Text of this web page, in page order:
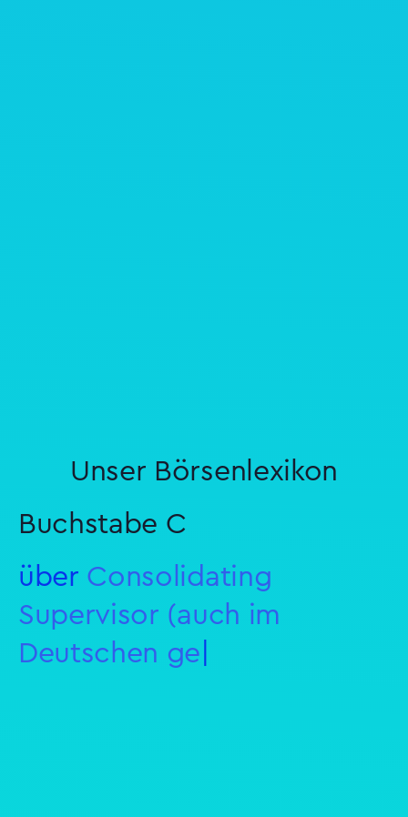
Unser Börsenlexikon
Buchstabe C
über Consolidating
Supervisor (auch im
Deutschen gesagt)